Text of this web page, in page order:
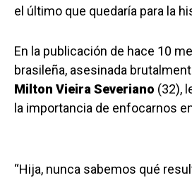
el último que quedaría para la
En la publicación de hace 10
brasileña, asesinada
Milton Vieira Severiano (32),
la importancia de enfocarnos
“Hija, nunca sabemos qué